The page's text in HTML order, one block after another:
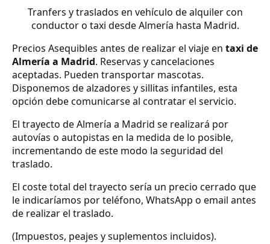
Tranfers y traslados en vehículo de alquiler con
conductor o taxi desde Almería hasta Madrid.
Precios Asequibles antes de realizar el viaje en taxi de
Almería a Madrid. Reservas y cancelaciones
aceptadas. Pueden transportar mascotas.
Disponemos de alzadores y sillitas infantiles, esta
opción debe comunicarse al contratar el servicio.
El trayecto de Almería a Madrid se realizará por
autovías o autopistas en la medida de lo posible,
incrementando de este modo la seguridad del
traslado.
El coste total del trayecto sería un precio cerrado que
le indicaríamos por teléfono, WhatsApp o email antes
de realizar el traslado.
(Impuestos, peajes y suplementos incluidos).